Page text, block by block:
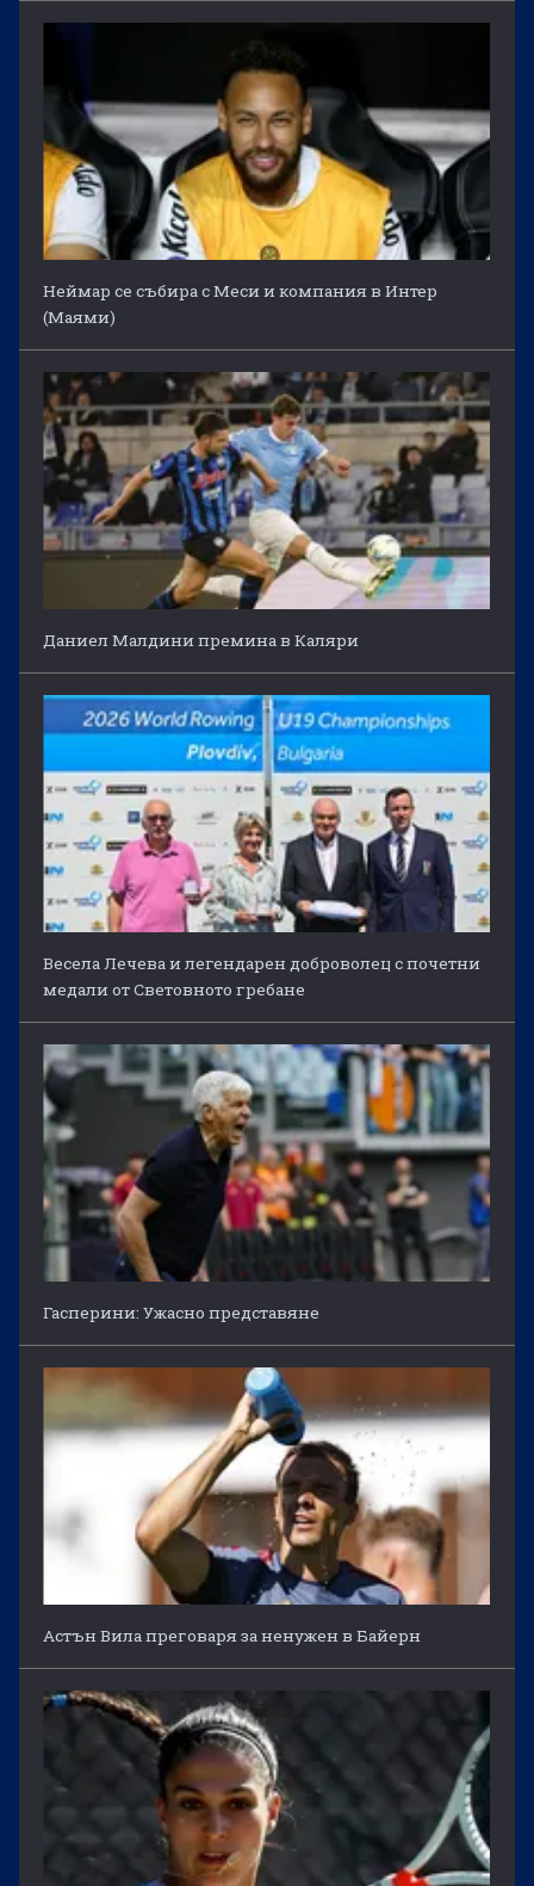
Неймар се събира с Меси и компания в Интер
(Маями)
Даниел Малдини премина в Каляри
Весела Лечева и легендарен доброволец с почетни
медали от Световното гребане
Гасперини: Ужасно представяне
Астън Вила преговаря за ненужен в Байерн